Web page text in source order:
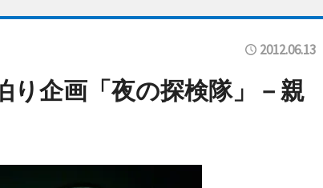
2012.06.13
企画「夜の探検隊」－親